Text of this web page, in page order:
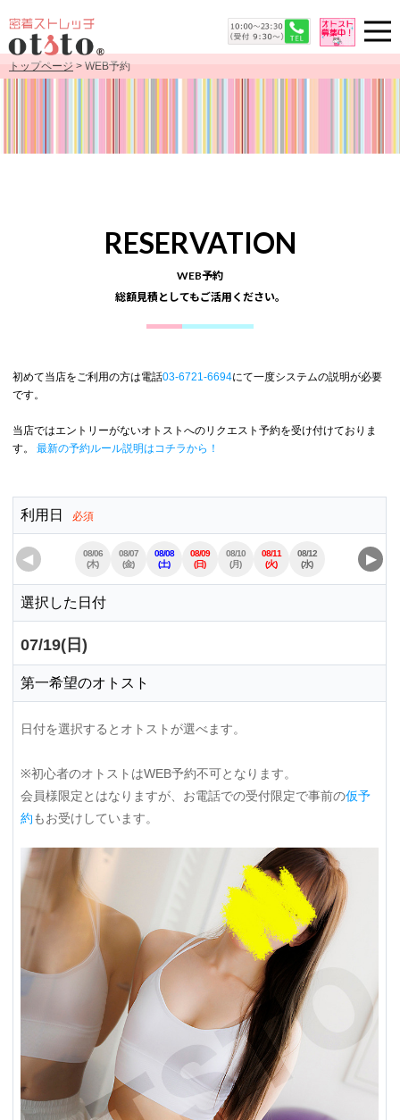
トップページ > WEB予約
RESERVATION
WEB予約
総額見積としてもご活用ください。
初めて当店をご利用の方は電話03-6721-6694にて一度システムの説明が必要
です。
当店ではエントリーがないオトストへのリクエスト予約を受け付けておりま
す。
最新の予約ルール説明はコチラから！
利用日 必須
◀
08/06
(木)
08/07
(金)
08/08
(土)
08/09
(日)
08/10
(月)
08/11
(火)
08/12
(水)
08/14
(金)
▶
選択した日付
07/19(日)
第一希望のオトスト
日付を選択するとオトストが選べます。
※初心者のオトストはWEB予約不可となります。
会員様限定とはなりますが、お電話での受付限定で事前の仮予
約もお受けしています。